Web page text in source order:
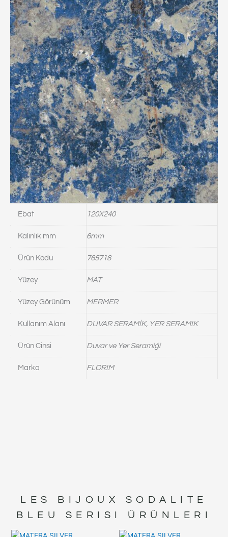
Ebat 120X240
Kalınlık mm 6mm
Ürün Kodu 765718
Yüzey MAT
Yüzey Görünüm MERMER
Kullanım Alanı DUVAR SERAMİK, YER SERAMIK
Ürün Cinsi Duvar ve Yer Seramiği
Marka FLORIM
LES BIJOUX SODALITE
BLEU
SERISI ÜRÜNLERI